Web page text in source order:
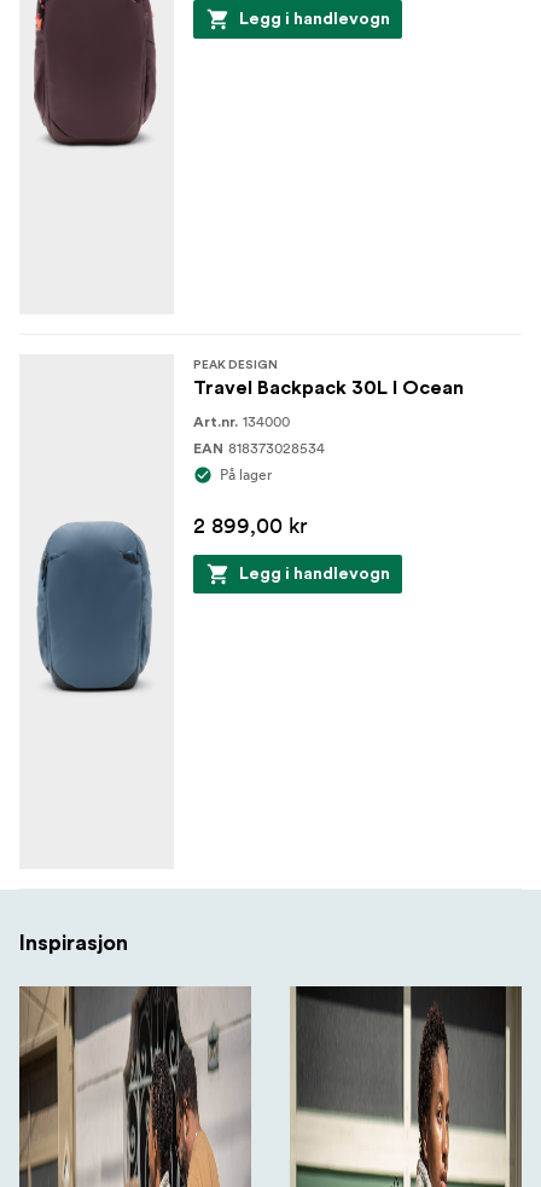
Legg i handlevogn
PEAK DESIGN
Travel Backpack 30L I Ocean
Art.nr. 134000
EAN 818373028534
På lager
2 899,00 kr
Legg i handlevogn
Inspirasjon